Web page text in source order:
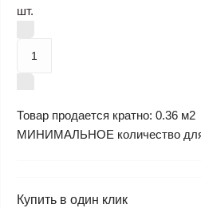
шт.
Товар продается кратно: 0.36 м2
МИНИМАЛЬНОЕ количество для
Купить в один клик